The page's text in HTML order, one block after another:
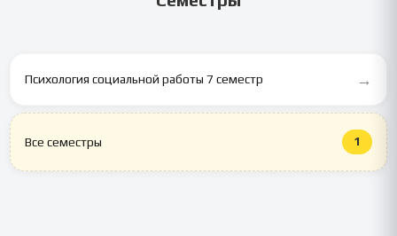
Психология социальной работы 7 семестр →
Все семестры 1